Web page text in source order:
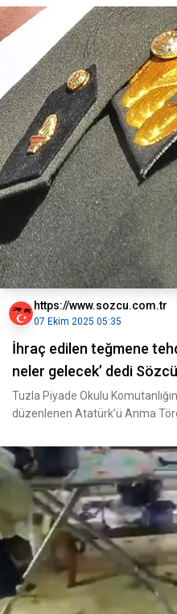
https://www.sozcu.com.tr
07 Ekim 2025 05:35
İhraç edilen teğmene
neler gelecek’ dedi
Tuzla Piyade Okulu
düzenlenen Atatürk’ü Anma